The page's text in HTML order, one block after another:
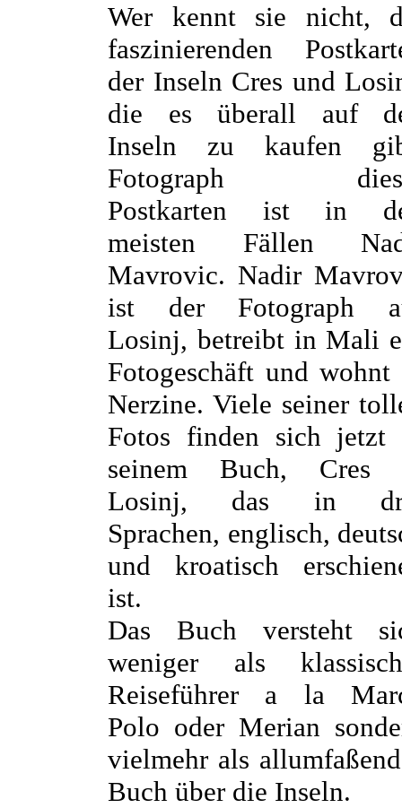
Wer kennt sie nicht,
faszinierenden
der Inseln Cres und
die es überall auf
Inseln zu kaufen
Fotograph
Postkarten ist in
meisten Fällen
Mavrovic. Nadir
ist der Fotograph
Losinj, betreibt in Mali
Fotogeschäft und
Nerzine. Viele seiner
Fotos finden sich jetzt
seinem Buch, Cres
Losinj, das in
Sprachen, englisch,
und kroatisch
ist.
Das Buch versteht
weniger als
Reiseführer a la
Polo oder Merian
vielmehr als
Buch über die Inseln.